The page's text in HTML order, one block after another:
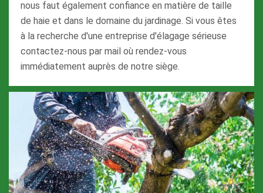
nous faut également confiance en matière de taille
de haie et dans le domaine du jardinage. Si vous êtes
à la recherche d'une entreprise d'élagage sérieuse
contactez-nous par mail où rendez-vous
immédiatement auprès de notre siège.